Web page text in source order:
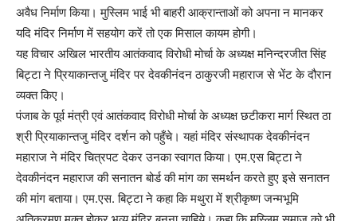
अवैध निर्माण किया। मुस्लिम भाई भी बाहरी आक्रान्ताओं को अपना न मानकर
यदि मंदिर निर्माण में सहयोग करें तो एक मिसाल कायम होगी।
यह विचार अखिल भारतीय आतंकवाद विरोधी मोर्चा के अध्यक्ष मनिन्दरजीत सिंह
बिट्टा ने प्रियाकान्तजु मंदिर पर देवकीनंदन ठाकुरजी महाराज से भेंट के दौरान
व्यक्त किए।
पंजाब के पूर्व मंत्री एवं आतंकवाद विरोधी मोर्चा के अध्यक्ष छटीकरा मार्ग स्थित ठा
श्री प्रियाकान्तजु मंदिर दर्शन को पहुँचे। यहां मंदिर संस्थापक देवकीनंदन
महाराज ने मंदिर चित्रपट देकर उनका स्वागत किया। एम.एस बिट्टा ने
देवकीनंदन महाराज की सनातन बोर्ड की मांग का समर्थन करते हुए इसे सनातन
की मांग बताया। एम.एस. बिट्टा ने कहा कि मथुरा में श्रीकृष्ण जन्मभूमि